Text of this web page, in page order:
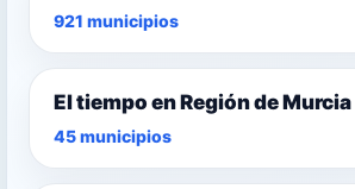
921 municipios
El tiempo en Región de Murcia
45 municipios